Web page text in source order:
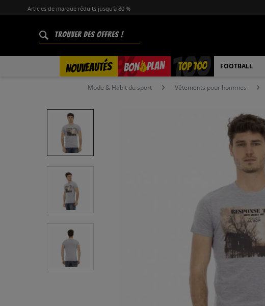
Articles de marque réduits jusqu’à 80 %
NOUVEAUTÉS BON PLAN
% TOP 100 FOOTBALL
Mode & Habit du sport Vêtements pour hommes